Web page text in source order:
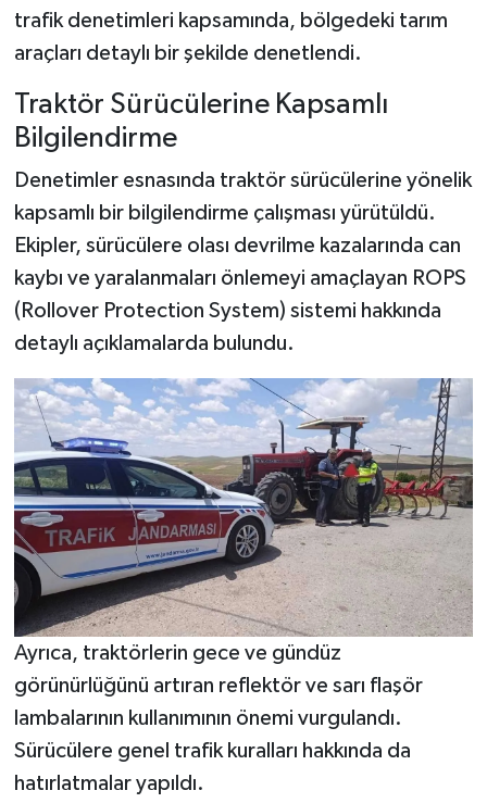
trafik denetimleri kapsamında, bölgedeki tarım
araçları detaylı bir şekilde denetlendi.
Traktör Sürücülerine Kapsamlı
Bilgilendirme
Denetimler esnasında traktör sürücülerine yönelik
kapsamlı bir bilgilendirme çalışması yürütüldü.
Ekipler, sürücülere olası devrilme kazalarında can
kaybı ve yaralanmaları önlemeyi amaçlayan ROPS
(Rollover Protection System) sistemi hakkında
detaylı açıklamalarda bulundu.
Ayrıca, traktörlerin gece ve gündüz
görünürlüğünü artıran reflektör ve sarı flaşör
lambalarının kullanımının önemi vurgulandı.
Sürücülere genel trafik kuralları hakkında da
hatırlatmalar yapıldı.